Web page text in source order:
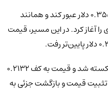
قیمت XRP نتوانست از مقاومت ۰.۳۵۵۰ دلار عبور کند و همانند
را آغاز کرد. در این مسیر، قیمت
حتی سطح حمایت ۰.۲۲۰ دلار نیز شکسته شد و قیمت به کف ۰.۲۱۳۲
قیمت و بازگشت جزئی به